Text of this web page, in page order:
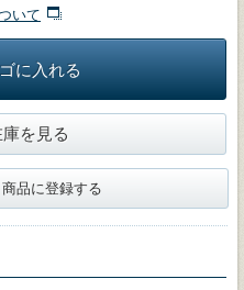
いて
に入れる
を見る
品に登録する